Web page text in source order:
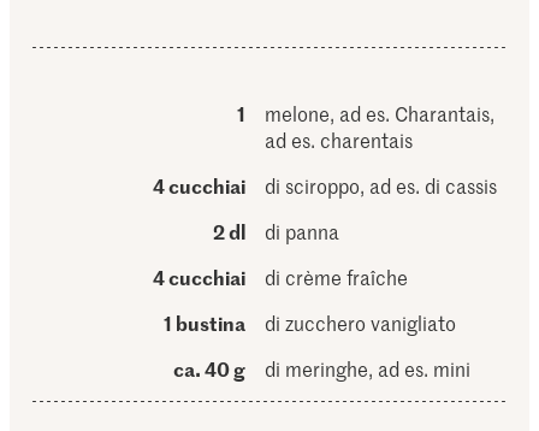
1
melone, ad es. Charantais,
ad es. charentais
4 cucchiai
di sciroppo, ad es. di cassis
2 dl
di panna
4 cucchiai
di crème fraîche
1 bustina
di zucchero vanigliato
ca. 40 g
di meringhe, ad es. mini